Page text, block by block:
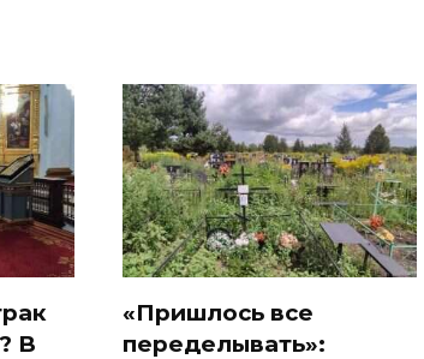
В
«Пришлось все
переделывать»: